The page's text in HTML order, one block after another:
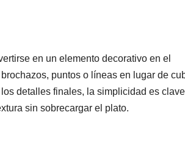
en un elemento decorativo en el
puntos o líneas en lugar de
detalles finales, la simplicidad es
sin sobrecargar el plato.